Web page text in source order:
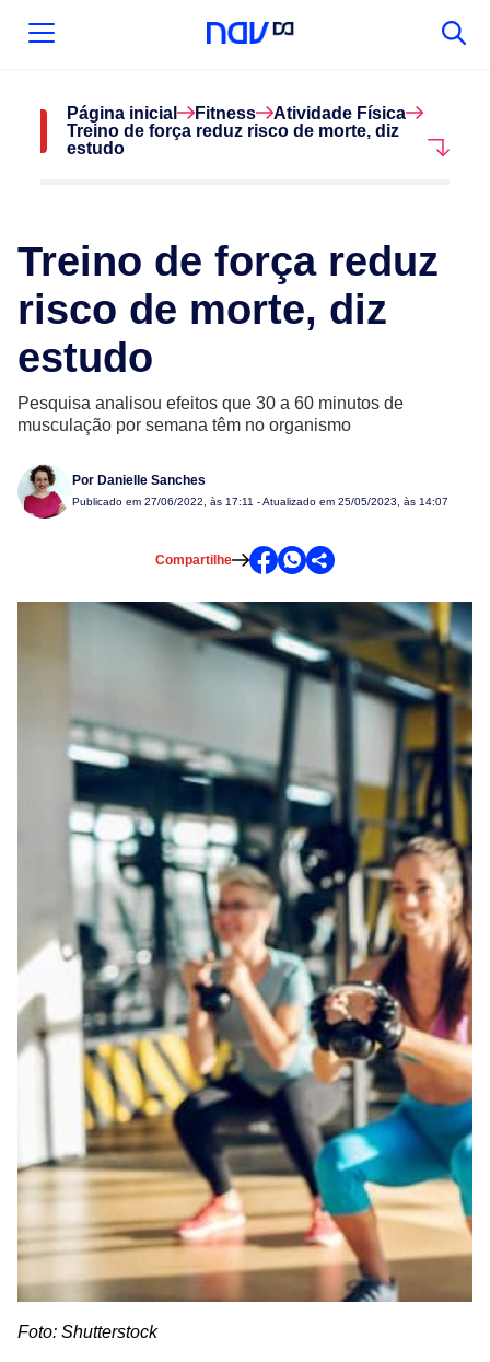
Página inicial Fitness
Atividade Física
Treino de força reduz risco de morte, diz
estudo
Treino de força reduz
risco de morte, diz
estudo
Pesquisa analisou efeitos que 30 a 60 minutos de
musculação por semana têm no organismo
Por Danielle Sanches
Publicado em 27/06/2022, às 17:11 - Atualizado em 25/05/2023, às 14:07
Compartilhe
Foto: Shutterstock